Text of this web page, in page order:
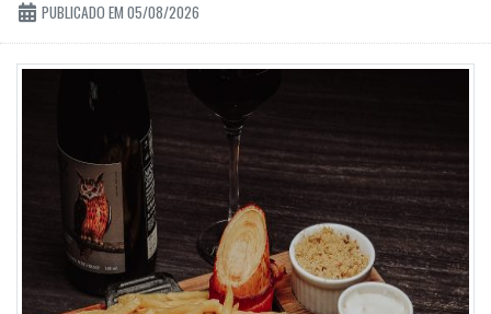
PUBLICADO EM 05/08/2026